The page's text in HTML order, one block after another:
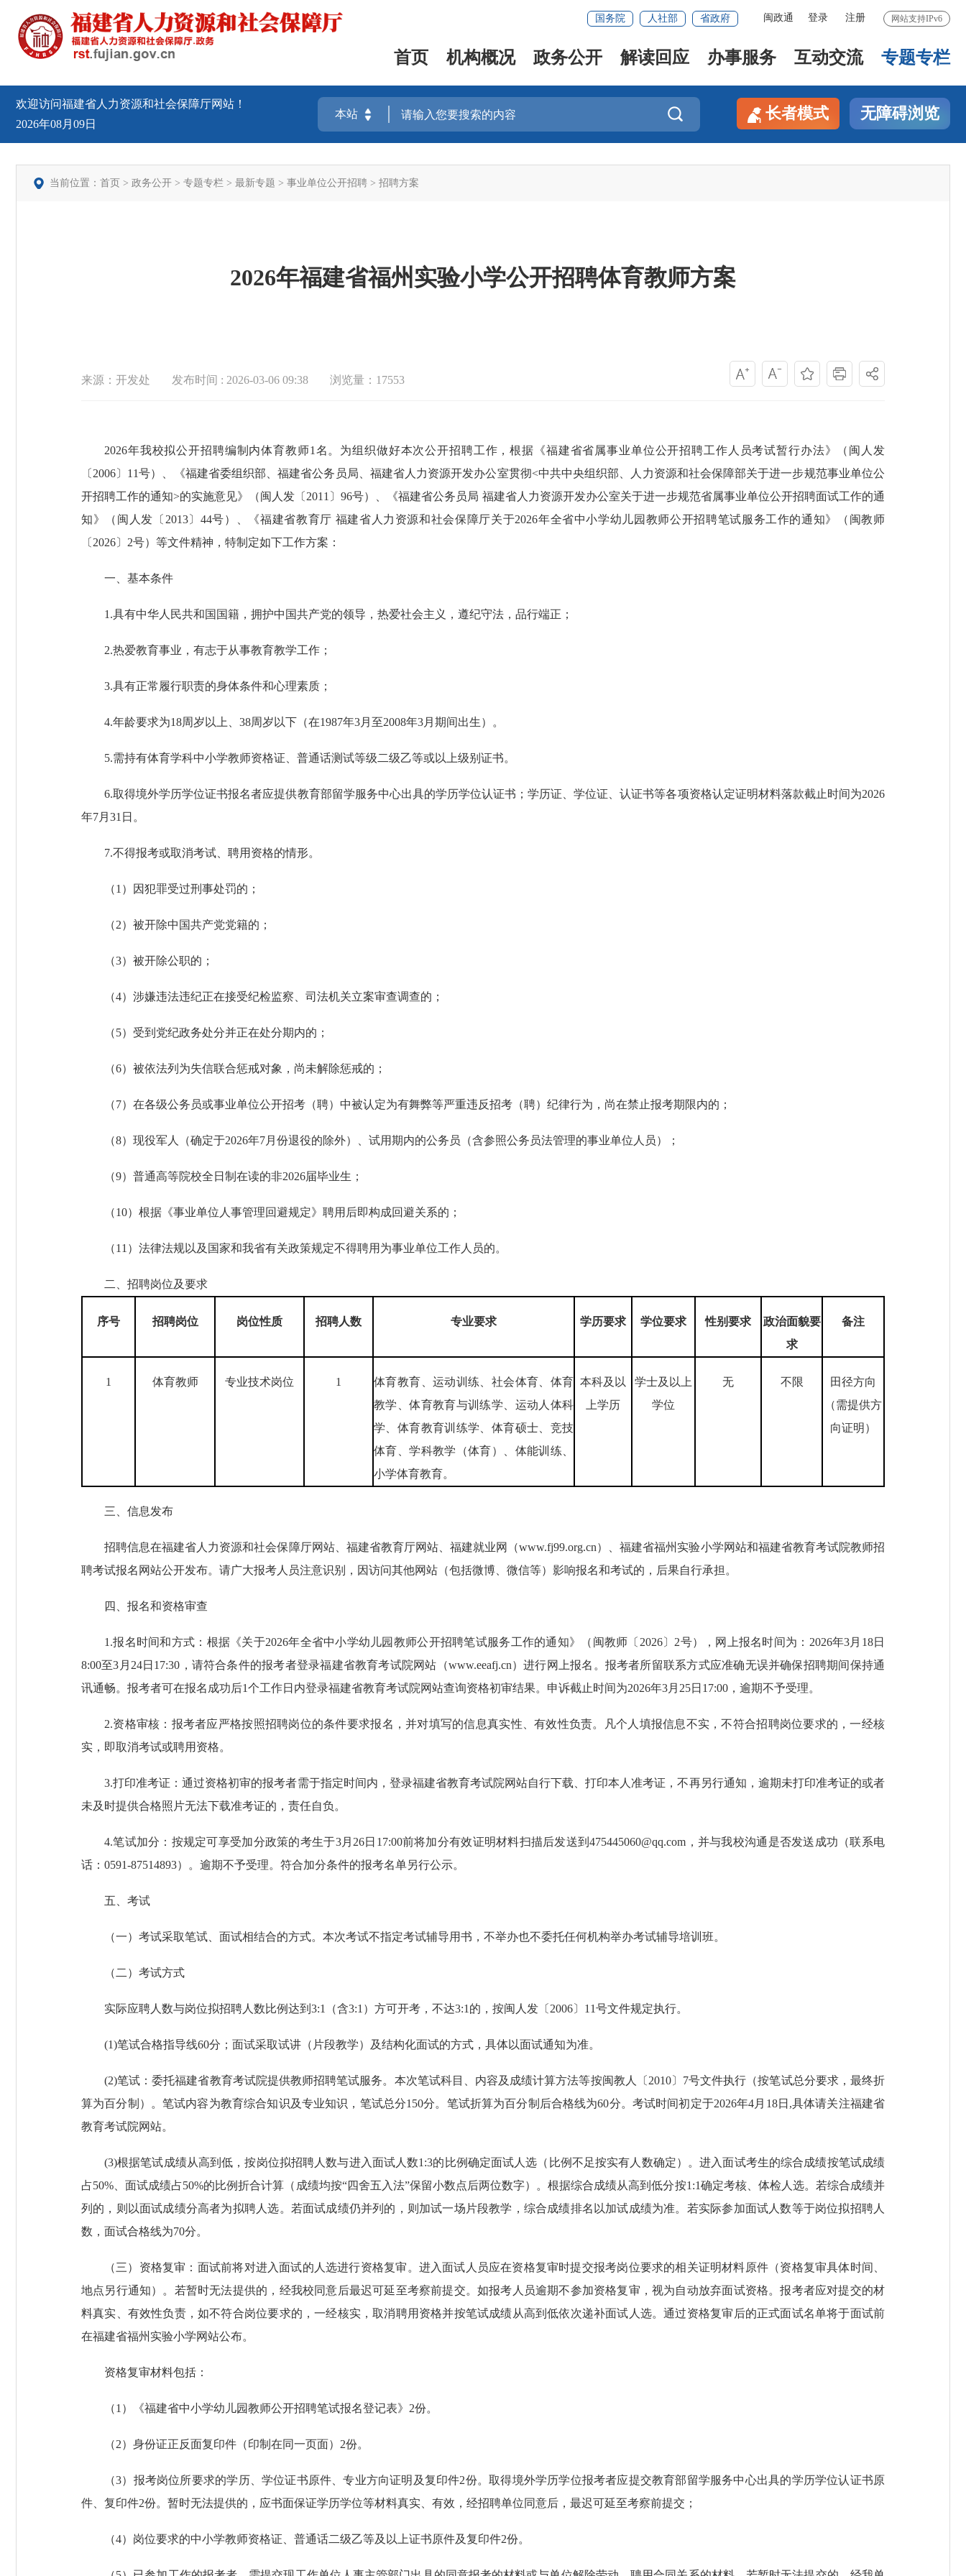
网站支持IPv6
闽政通 登录 注册
国务院 人社部 省政府
首页 机构概况 政务公开 解读回应 办事服务 互动交流 专题专栏
欢迎访问福建省人力资源和社会保障厅网站！
2026年08月09日
 长者模式 无障碍浏览
当前位置： 首页 > 政务公开 > 专题专栏 > 最新专题 > 事业单位公开招聘 > 招聘方案
2026年福建省福州实验小学公开招聘体育教师方案
来源：开发处 发布时间 : 2026-03-06 09:38 浏览量：17553
2026年我校拟公开招聘编制内体育教师1名。为组织做好本次公开招聘工作，根据《福建省省属事业单位公开招聘工作人员考试暂行办法》（闽人发
〔2006〕11号）、《福建省委组织部、福建省公务员局、福建省人力资源开发办公室贯彻<中共中央组织部、人力资源和社会保障部关于进一步规范事业单位公
开招聘工作的通知>的实施意见》（闽人发〔2011〕96号）、《福建省公务员局 福建省人力资源开发办公室关于进一步规范省属事业单位公开招聘面试工作的通
知》（闽人发〔2013〕44号）、《福建省教育厅 福建省人力资源和社会保障厅关于2026年全省中小学幼儿园教师公开招聘笔试服务工作的通知》（闽教师
〔2026〕2号）等文件精神，特制定如下工作方案：
一、基本条件
1.具有中华人民共和国国籍，拥护中国共产党的领导，热爱社会主义，遵纪守法，品行端正；
2.热爱教育事业，有志于从事教育教学工作；
3.具有正常履行职责的身体条件和心理素质；
4.年龄要求为18周岁以上、38周岁以下（在1987年3月至2008年3月期间出生）。
5.需持有体育学科中小学教师资格证、普通话测试等级二级乙等或以上级别证书。
6.取得境外学历学位证书报名者应提供教育部留学服务中心出具的学历学位认证书；学历证、学位证、认证书等各项资格认定证明材料落款截止时间为2026
年7月31日。
7.不得报考或取消考试、聘用资格的情形。
（1）因犯罪受过刑事处罚的；
（2）被开除中国共产党党籍的；
（3）被开除公职的；
（4）涉嫌违法违纪正在接受纪检监察、司法机关立案审查调查的；
（5）受到党纪政务处分并正在处分期内的；
（6）被依法列为失信联合惩戒对象，尚未解除惩戒的；
（7）在各级公务员或事业单位公开招考（聘）中被认定为有舞弊等严重违反招考（聘）纪律行为，尚在禁止报考期限内的；
（8）现役军人（确定于2026年7月份退役的除外）、试用期内的公务员（含参照公务员法管理的事业单位人员）；
（9）普通高等院校全日制在读的非2026届毕业生；
（10）根据《事业单位人事管理回避规定》聘用后即构成回避关系的；
（11）法律法规以及国家和我省有关政策规定不得聘用为事业单位工作人员的。
二、招聘岗位及要求
序号 招聘岗位 岗位性质 招聘人数 专业要求 学历要求 学位要求 性别要求
政治面貌要
求
备注
1 体育教师 专业技术岗位 1
体育教育、运动训练、社会体育、体育
教学、体育教育与训练学、运动人体科
学、体育教育训练学、体育硕士、竞技
体育、学科教学（体育）、体能训练、
小学体育教育。
本科及以
上学历
学士及以上
学位
无 不限
田径方向
（需提供方
向证明）
三、信息发布
招聘信息在福建省人力资源和社会保障厅网站、福建省教育厅网站、福建就业网（www.fj99.org.cn）、福建省福州实验小学网站和福建省教育考试院教师招
聘考试报名网站公开发布。请广大报考人员注意识别，因访问其他网站（包括微博、微信等）影响报名和考试的，后果自行承担。
四、报名和资格审查
1.报名时间和方式：根据《关于2026年全省中小学幼儿园教师公开招聘笔试服务工作的通知》（闽教师〔2026〕2号），网上报名时间为：2026年3月18日
8:00至3月24日17:30，请符合条件的报考者登录福建省教育考试院网站（www.eeafj.cn）进行网上报名。报考者所留联系方式应准确无误并确保招聘期间保持通
讯通畅。报考者可在报名成功后1个工作日内登录福建省教育考试院网站查询资格初审结果。申诉截止时间为2026年3月25日17:00，逾期不予受理。
2.资格审核：报考者应严格按照招聘岗位的条件要求报名，并对填写的信息真实性、有效性负责。凡个人填报信息不实，不符合招聘岗位要求的，一经核
实，即取消考试或聘用资格。
3.打印准考证：通过资格初审的报考者需于指定时间内，登录福建省教育考试院网站自行下载、打印本人准考证，不再另行通知，逾期未打印准考证的或者
未及时提供合格照片无法下载准考证的，责任自负。
4.笔试加分：按规定可享受加分政策的考生于3月26日17:00前将加分有效证明材料扫描后发送到475445060@qq.com，并与我校沟通是否发送成功（联系电
话：0591-87514893）。逾期不予受理。符合加分条件的报考名单另行公示。
五、考试
（一）考试采取笔试、面试相结合的方式。本次考试不指定考试辅导用书，不举办也不委托任何机构举办考试辅导培训班。
（二）考试方式
实际应聘人数与岗位拟招聘人数比例达到3:1（含3:1）方可开考，不达3:1的，按闽人发〔2006〕11号文件规定执行。
(1)笔试合格指导线60分；面试采取试讲（片段教学）及结构化面试的方式，具体以面试通知为准。
(2)笔试：委托福建省教育考试院提供教师招聘笔试服务。本次笔试科目、内容及成绩计算方法等按闽教人〔2010〕7号文件执行（按笔试总分要求，最终折
算为百分制）。笔试内容为教育综合知识及专业知识，笔试总分150分。笔试折算为百分制后合格线为60分。考试时间初定于2026年4月18日,具体请关注福建省
教育考试院网站。
(3)根据笔试成绩从高到低，按岗位拟招聘人数与进入面试人数1:3的比例确定面试人选（比例不足按实有人数确定）。进入面试考生的综合成绩按笔试成绩
占50%、面试成绩占50%的比例折合计算（成绩均按“四舍五入法”保留小数点后两位数字）。根据综合成绩从高到低分按1:1确定考核、体检人选。若综合成绩并
列的，则以面试成绩分高者为拟聘人选。若面试成绩仍并列的，则加试一场片段教学，综合成绩排名以加试成绩为准。若实际参加面试人数等于岗位拟招聘人
数，面试合格线为70分。
（三）资格复审：面试前将对进入面试的人选进行资格复审。进入面试人员应在资格复审时提交报考岗位要求的相关证明材料原件（资格复审具体时间、
地点另行通知）。若暂时无法提供的，经我校同意后最迟可延至考察前提交。如报考人员逾期不参加资格复审，视为自动放弃面试资格。报考者应对提交的材
料真实、有效性负责，如不符合岗位要求的，一经核实，取消聘用资格并按笔试成绩从高到低依次递补面试人选。通过资格复审后的正式面试名单将于面试前
在福建省福州实验小学网站公布。
资格复审材料包括：
（1）《福建省中小学幼儿园教师公开招聘笔试报名登记表》2份。
（2）身份证正反面复印件（印制在同一页面）2份。
（3）报考岗位所要求的学历、学位证书原件、专业方向证明及复印件2份。取得境外学历学位报考者应提交教育部留学服务中心出具的学历学位认证书原
件、复印件2份。暂时无法提供的，应书面保证学历学位等材料真实、有效，经招聘单位同意后，最迟可延至考察前提交；
（4）岗位要求的中小学教师资格证、普通话二级乙等及以上证书原件及复印件2份。